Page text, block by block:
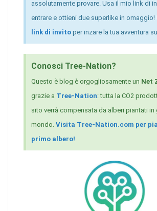
assolutamente provare. Usa il mio link di
entrare e ottieni due superlike in omaggio!
link di invito per inzare la tua avventura
Conosci Tree-Nation?
Questo è blog è orgogliosamente un Net
grazie a Tree-Nation: tutta la CO2
sito verrà compensata da alberi piantati in
mondo. Visita Tree-Nation.com per
primo albero!